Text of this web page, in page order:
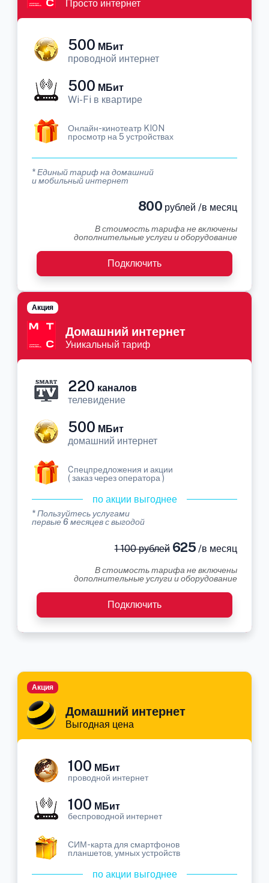
Просто интернет
500 МБит
проводной интернет
500 МБит
Wi-Fi в квартире
Онлайн-кинотеатр KION
просмотр на 5 устройствах
* Единый тариф на домашний
и мобильный интернет
800 рублей /в месяц
В стоимость тарифа не включены
дополнительные услуги и оборудование
Подключить
Домашний интернет
Уникальный тариф
Акция
220 каналов
телевидение
500 МБит
домашний интернет
Cпецпредложения и акции
( заказ через оператора )
по акции выгоднее
* Пользуйтесь услугами
первые 6 месяцев с выгодой
1 100 рублей625 /в месяц
В стоимость тарифа не включены
дополнительные услуги и оборудование
Подключить
Домашний интернет
Выгодная цена
Акция
100 МБит
проводной интернет
100 МБит
беспроводной интернет
СИМ-карта для смартфонов
планшетов, умных устройств
по акции выгоднее